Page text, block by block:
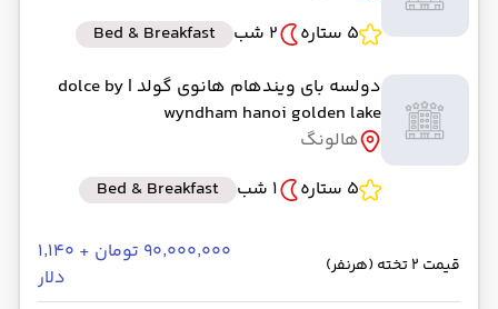
5 ستاره
2 شب
Bed & Breakfast
دولسه بای ویندهام هانوی گولد | dolce by
wyndham hanoi golden lake
هالونگ
5 ستاره
1 شب Bed & Breakfast
قیمت 2 تخته (هرنفر)
۹۰٬۰۰۰٬۰۰۰ تومان + ۱٬۱۴۰
دلار